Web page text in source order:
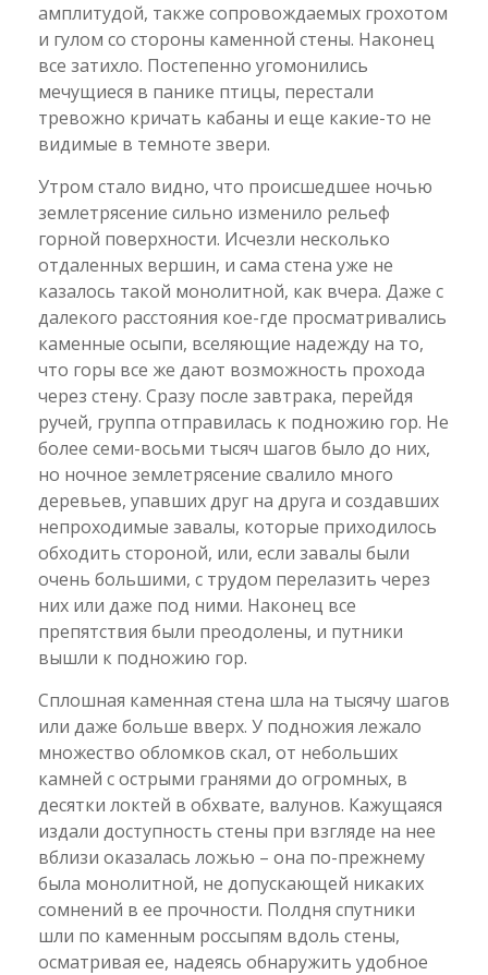
амплитудой, также сопровождаемых грохотом
и гулом со стороны каменной стены. Наконец
все затихло. Постепенно угомонились
мечущиеся в панике птицы, перестали
тревожно кричать кабаны и еще какие-то не
видимые в темноте звери.
Утром стало видно, что происшедшее ночью
землетрясение сильно изменило рельеф
горной поверхности. Исчезли несколько
отдаленных вершин, и сама стена уже не
казалось такой монолитной, как вчера. Даже с
далекого расстояния кое-где просматривались
каменные осыпи, вселяющие надежду на то,
что горы все же дают возможность прохода
через стену. Сразу после завтрака, перейдя
ручей, группа отправилась к подножию гор. Не
более семи-восьми тысяч шагов было до них,
но ночное землетрясение свалило много
деревьев, упавших друг на друга и создавших
непроходимые завалы, которые приходилось
обходить стороной, или, если завалы были
очень большими, с трудом перелазить через
них или даже под ними. Наконец все
препятствия были преодолены, и путники
вышли к подножию гор.
Сплошная каменная стена шла на тысячу шагов
или даже больше вверх. У подножия лежало
множество обломков скал, от небольших
камней с острыми гранями до огромных, в
десятки локтей в обхвате, валунов. Кажущаяся
издали доступность стены при взгляде на нее
вблизи оказалась ложью – она по-прежнему
была монолитной, не допускающей никаких
сомнений в ее прочности. Полдня спутники
шли по каменным россыпям вдоль стены,
осматривая ее, надеясь обнаружить удобное